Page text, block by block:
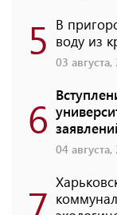
5 В
воду из
03
6
04
7